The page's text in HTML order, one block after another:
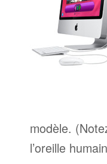
modèle.
l’oreille